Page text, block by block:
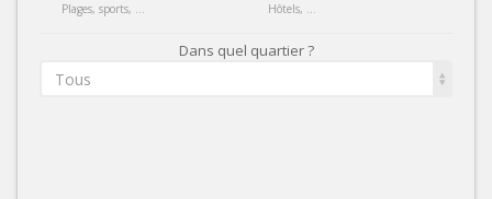
Plages, sports, ... Hôtels, ...
Dans quel quartier ?
Tous